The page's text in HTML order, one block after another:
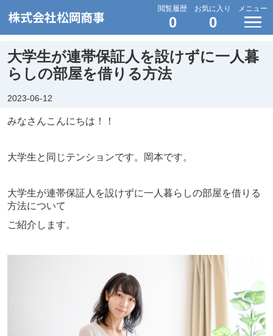
閲覧履歴
0
お気に入り
0
メニュー
大学生が連帯保証人を設けずに一人暮
らしの部屋を借りる方法
2023-06-12
みなさんこんにちは！！
大学生と同じテンションです。岡本です。
大学生が連帯保証人を設けずに一人暮らしの部屋を借りる
方法について
ご紹介します。